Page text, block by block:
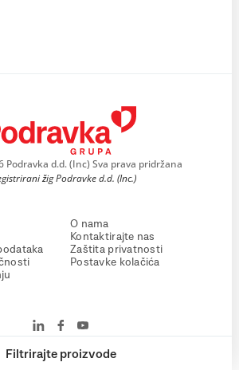
Filtrirajte proizvode
Podravka d.d. (Inc) Sva prava pridržana
žig Podravke d.d. (Inc.)
O nama
Kontaktirajte nas
Zaštita privatnosti
Postavke kolačića